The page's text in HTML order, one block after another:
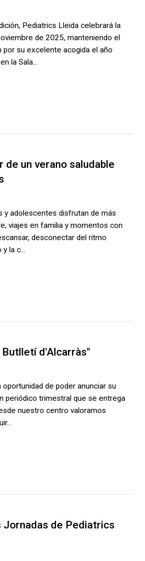
Pediatrics Lleida celebrará la
de 2025, manteniendo el
su excelente acogida el año
la Sala...
un verano saludable
y adolescentes disfrutan de más
viajes en familia y momentos con
desconectar del ritmo
la c...
d'Alcarràs"
de poder anunciar su
periódico trimestral que se entrega
nuestro centro valoramos
Jornadas de Pediatrics